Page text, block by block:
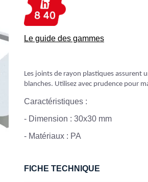
Le guide des gammes
Les joints de rayon plastiques assurent
blanches. Utilisez avec prudence pour
Caractéristiques :
- Dimension : 30x30 mm
- Matériaux : PA
FICHE TECHNIQUE